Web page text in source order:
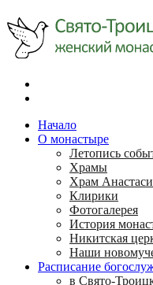
Начало
О монастыре
Летопись
Храмы
Храм
Клирики
Фотогалерея
История
Никитская
Наши
Расписание
в Свято-